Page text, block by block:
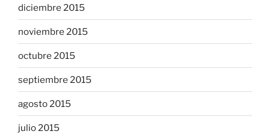
diciembre 2015
noviembre 2015
octubre 2015
septiembre 2015
agosto 2015
julio 2015